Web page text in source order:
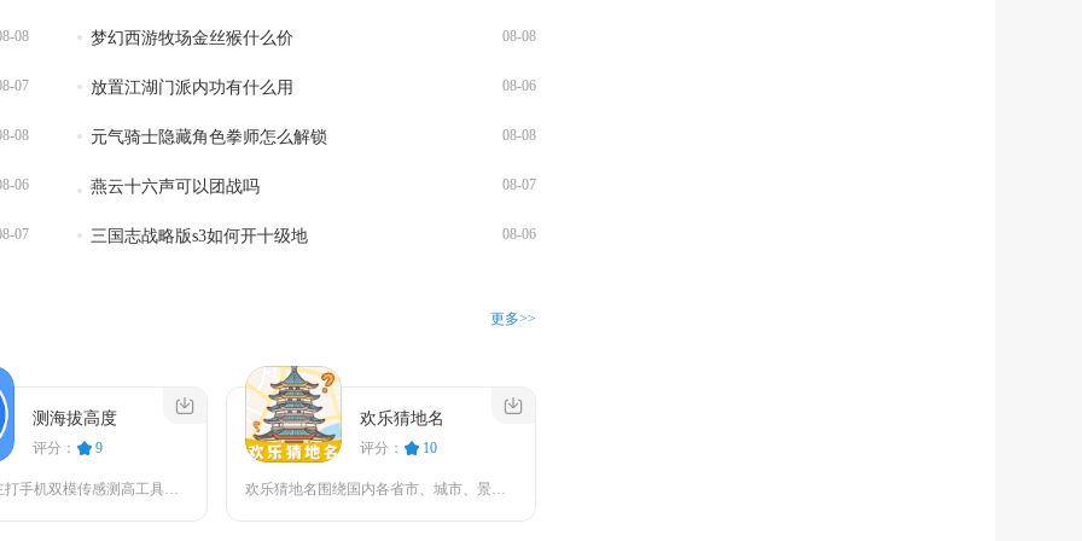
08
07
08
06
07
梦幻西游牧场金丝猴什么价 08-08
放置江湖门派内功有什么用 08-06
元气骑士隐藏角色拳师怎么解锁 08-08
燕云十六声可以团战吗 08-07
三国志战略版s3如何开十级地 08-06
更多>>
测海拔高度
评分： 9
测海拔高度主打手机双模传感测高工具，适配登山、自驾、野外勘测、高原出行等多种场景，不用额外...
欢乐猜地名
评分： 10
欢乐猜地名围绕国内各省市、城市、景点、特色地标打造趣味猜谜玩法，把休闲娱乐、地理知识学习和...